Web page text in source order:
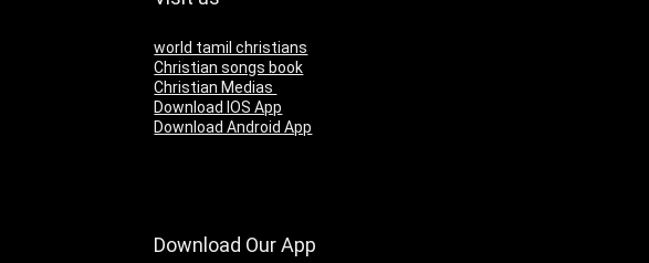
world tamil christians
Christian songs book
Christian Medias
Download IOS App
Download Android App
Download Our App